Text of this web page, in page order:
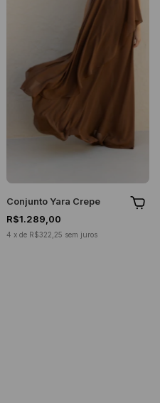
Conjunto Yara Crepe
R$1.289,00
4 x de R$322,25 sem juros